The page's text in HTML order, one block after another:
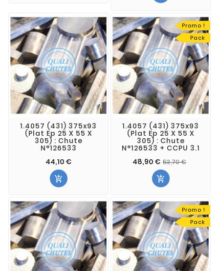
1.4057 (431) 375x93
(Plat Ep 25 X 55 X
305) : Chute
N°126533
44,10 €

Promo !
Pack
1.4057 (431) 375x93
(Plat Ep 25 X 55 X
305) : Chute
N°126533 + CCPU 3.1
48,90 € 53,70 €

Promo !
Pack